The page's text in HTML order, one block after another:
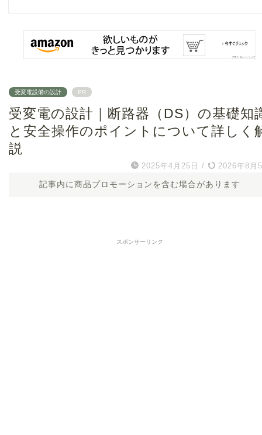
受変電設備の設計 PR
受変電の設計｜断路器（DS）の基礎知
と安全操作のポイントについて詳しく
説
2025年4月25日 / 2026年8月
記事内に商品プロモーションを含む場合があります
スポンサーリンク